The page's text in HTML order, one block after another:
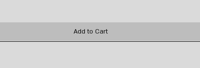
Add to Cart